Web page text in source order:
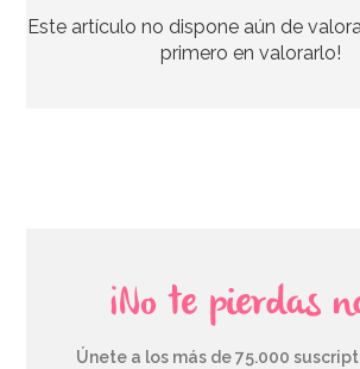
4,95€ 4,45€
Este artículo no dispone aún de
primero en valorarlo!
¡No te pierdas
Únete a los más de 75.000